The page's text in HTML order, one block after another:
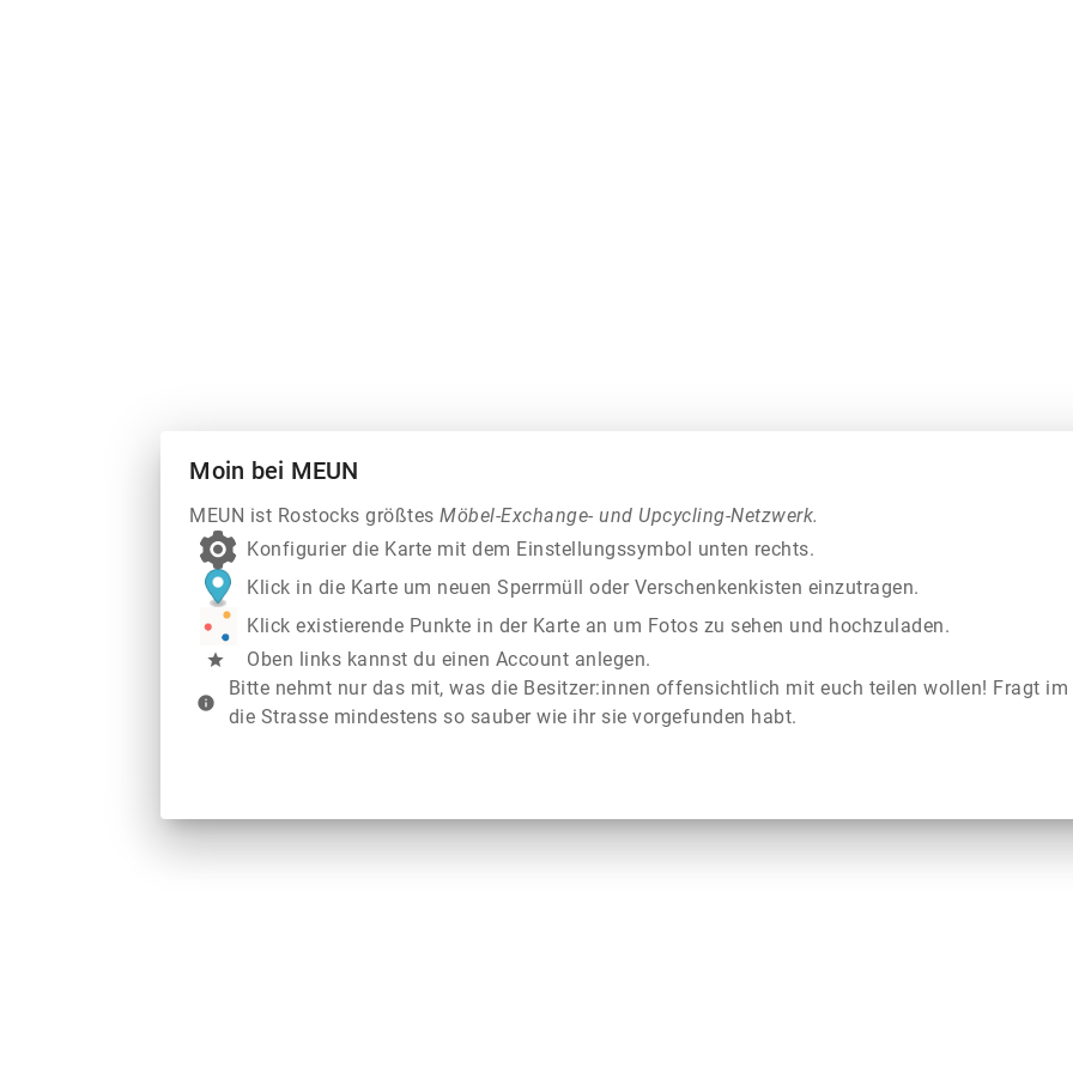
Moin bei MEUN
MEUN ist Rostocks größtesMöbel-Exchange- und Upcycling-Netzwerk.
Konfigurier die Karte mit dem Einstellungssymbol unten rechts.
Klick in die Karte um neuen Sperrmüll oder Verschenkenkisten einzutragen.
Klick existierende Punkte in der Karte an um Fotos zu sehen und hochzuladen.
star Oben links kannst du einen Account anlegen.
info
Bitte nehmt nur das mit, was die Besitzer:innen offensichtlich mit euch teilen wollen! Fragt
die Strasse mindestens so sauber wie ihr sie vorgefunden habt.